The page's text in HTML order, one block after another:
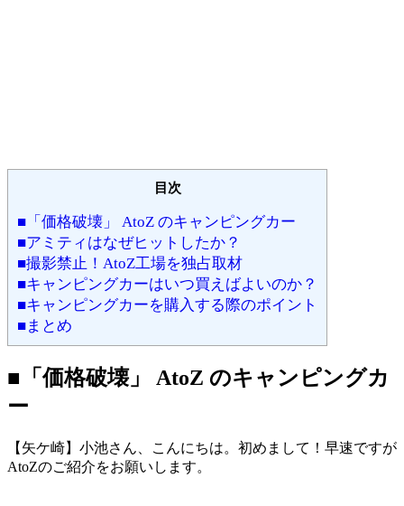
目次
■「価格破壊」 AtoZ のキャンピングカー
■アミティはなぜヒットしたか？
■撮影禁止！AtoZ工場を独占取材
■キャンピングカーはいつ買えばよいのか？
■キャンピングカーを購入する際のポイント
■まとめ
■「価格破壊」 AtoZ のキャンピングカ
ー
【矢ケ崎】小池さん、こんにちは。初めまして！早速ですが
AtoZのご紹介をお願いします。